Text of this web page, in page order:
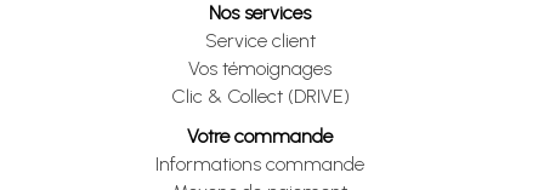
Nos services
Service client
Vos témoignages
Clic & Collect (DRIVE)
Votre commande
Informations commande